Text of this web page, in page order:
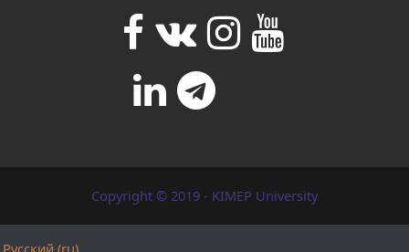
Copyright © 2019 - KIMEP University